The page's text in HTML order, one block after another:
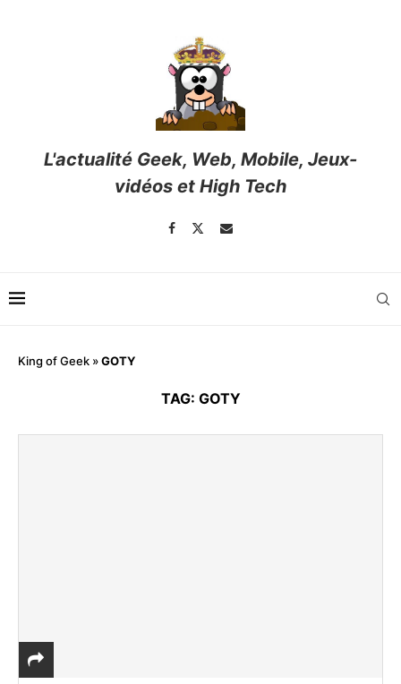
L'actualité Geek, Web, Mobile, Jeux-
vidéos et High Tech
King of Geek »GOTY
TAG: GOTY